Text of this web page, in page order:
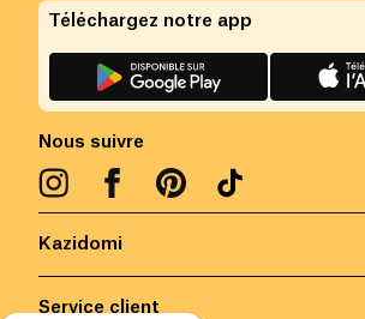
Kazidomi
Service client
Nous suivre
Téléchargez notre app